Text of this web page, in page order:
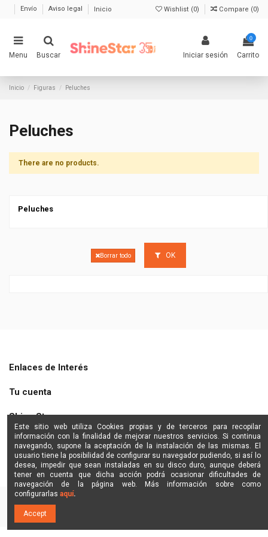
Envío Aviso legal Inicio Wishlist (0) Compare (0)
Menu Buscar Iniciar sesión
0
Carrito
Inicio Figuras Peluches
Peluches
There are no products.
Peluches
Borrar todo OK
Enlaces de Interés
Tu cuenta
Shine Star
Contactanos
Este sitio web utiliza Cookies propias y de terceros para recopilar
información con la finalidad de mejorar nuestros servicios. Si continua
navegando, supone la aceptación de la instalación de las mismas. El
usuario tiene la posibilidad de configurar su navegador pudiendo, si así lo
desea, impedir que sean instaladas en su disco duro, aunque deberá
tener en cuenta que dicha acción podrá ocasionar dificultades de
navegación de la página web. Más información sobre como
configurarlas aquí.
Accept